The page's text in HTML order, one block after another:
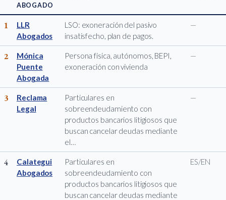
ABOGADO
1
LLR
Abogados
LSO: exoneración del pasivo
insatisfecho, plan de pagos.
—
2
Mónica
Puente
Abogada
Persona física, autónomos, BEPI,
exoneración con vivienda
—
3
Reclama
Legal
Particulares en
sobreendeudamiento con
productos bancarios litigiosos que
buscan cancelar deudas mediante
el…
—
4
Calategui
Abogados
Particulares en
sobreendeudamiento con
productos bancarios litigiosos que
buscan cancelar deudas mediante
ES/EN